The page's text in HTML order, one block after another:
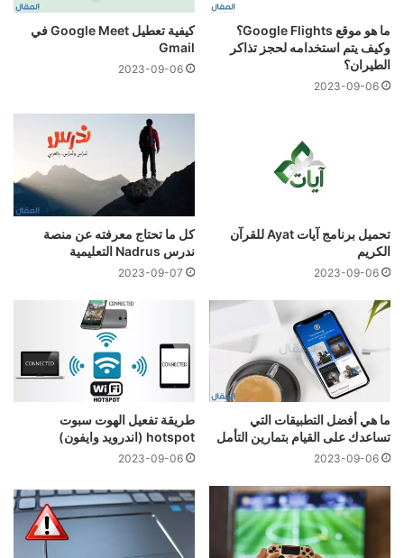
ما هو موقع Google Flights؟
وكيف يتم استخدامه لحجز تذاكر
الطيران؟
2023-09-06
كيفية تعطيل Google Meet في
Gmail
2023-09-06
تحميل برنامج آيات Ayat للقرآن
الكريم
2023-09-06
كل ما تحتاج معرفته عن منصة
ندرس Nadrus التعليمية
2023-09-07
ما هي أفضل التطبيقات التي
تساعدك على القيام بتمارين التأمل
2023-09-06
طريقة تفعيل الهوت سبوت
hotspot (اندرويد وايفون)
2023-09-06